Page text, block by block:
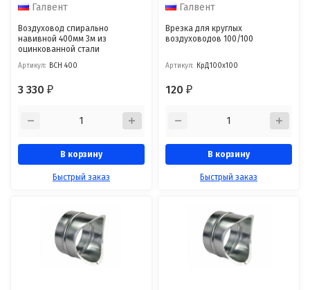
Галвент
Воздуховод спирально
навивной 400мм 3м из
оцинкованной стали
Артикул: ВСН 400
3 330₽
В корзину
Быстрый заказ
Галвент
Врезка для круглых
воздуховодов 100/100
Артикул: КрД100х100
120₽
В корзину
Быстрый заказ